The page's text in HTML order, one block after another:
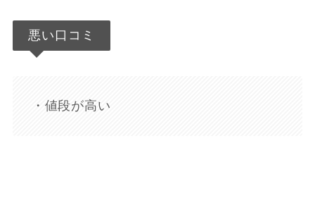
悪い口コミ
・値段が高い